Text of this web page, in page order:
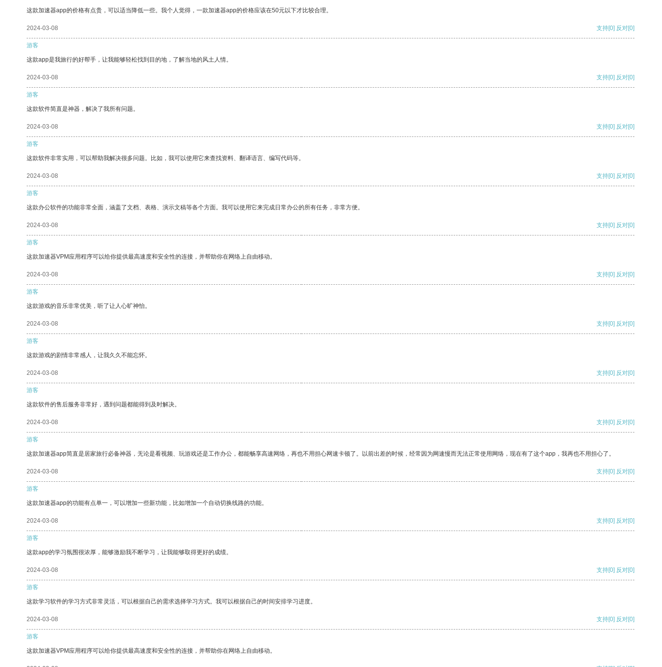
这款加速器app的价格有点贵，可以适当降低一些。我个人觉得，一款加速器app的价格应该在50元以下才比较合理。
2024-03-08 支持[0] 反对[0]
游客
这款app是我旅行的好帮手，让我能够轻松找到目的地，了解当地的风土人情。
2024-03-08 支持[0] 反对[0]
游客
这款软件简直是神器，解决了我所有问题。
2024-03-08 支持[0] 反对[0]
游客
这款软件非常实用，可以帮助我解决很多问题。比如，我可以使用它来查找资料、翻译语言、编写代码等。
2024-03-08 支持[0] 反对[0]
游客
这款办公软件的功能非常全面，涵盖了文档、表格、演示文稿等各个方面。我可以使用它来完成日常办公的所有任务，非常方便。
2024-03-08 支持[0] 反对[0]
游客
这款加速器VPM应用程序可以给你提供最高速度和安全性的连接，并帮助你在网络上自由移动。
2024-03-08 支持[0] 反对[0]
游客
这款游戏的音乐非常优美，听了让人心旷神怡。
2024-03-08 支持[0] 反对[0]
游客
这款游戏的剧情非常感人，让我久久不能忘怀。
2024-03-08 支持[0] 反对[0]
游客
这款软件的售后服务非常好，遇到问题都能得到及时解决。
2024-03-08 支持[0] 反对[0]
游客
这款加速器app简直是居家旅行必备神器，无论是看视频、玩游戏还是工作办公，都能畅享高速网络，再也不用担心网速卡顿了。以前出差的时候，经常因为网速慢而无法正常使用网络，现在有了这个app，我再也不用担心了。
2024-03-08 支持[0] 反对[0]
游客
这款加速器app的功能有点单一，可以增加一些新功能，比如增加一个自动切换线路的功能。
2024-03-08 支持[0] 反对[0]
游客
这款app的学习氛围很浓厚，能够激励我不断学习，让我能够取得更好的成绩。
2024-03-08 支持[0] 反对[0]
游客
这款学习软件的学习方式非常灵活，可以根据自己的需求选择学习方式。我可以根据自己的时间安排学习进度。
2024-03-08 支持[0] 反对[0]
游客
这款加速器VPM应用程序可以给你提供最高速度和安全性的连接，并帮助你在网络上自由移动。